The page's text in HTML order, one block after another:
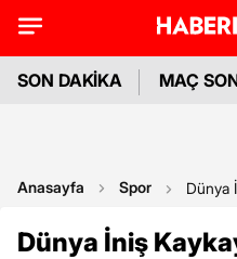
SON DAKİKA MAÇ
Anasayfa Spor Dünya
Dünya İniş